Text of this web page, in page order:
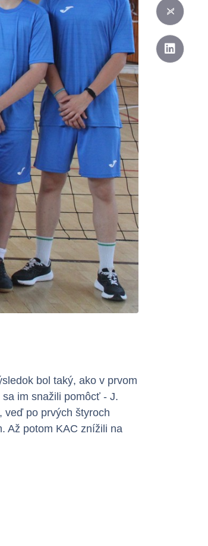
bol taký, ako v prvom
im snažili pomôcť - J.
veď po prvých štyroch
Až potom KAC znížili na